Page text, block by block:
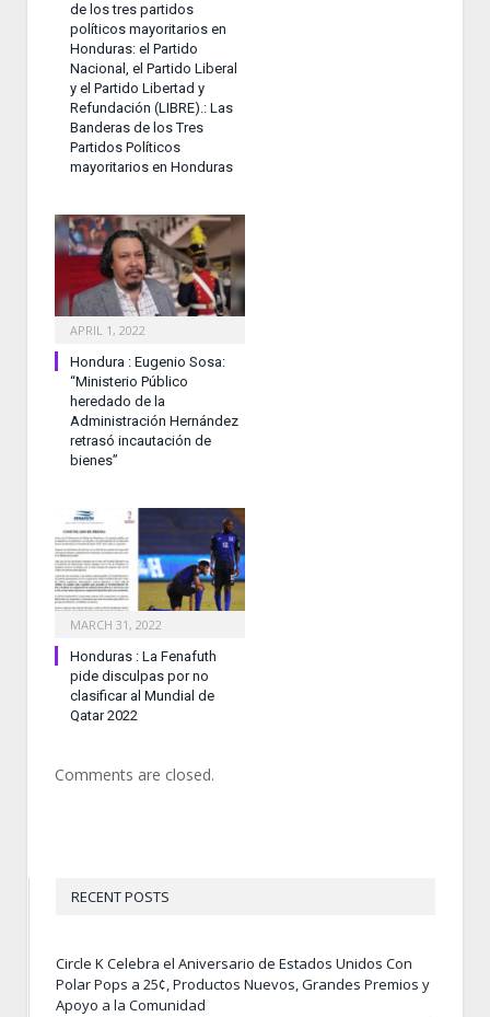
de los tres partidos
políticos mayoritarios en
Honduras: el Partido
Nacional, el Partido Liberal
y el Partido Libertad y
Refundación (LIBRE).: Las
Banderas de los Tres
Partidos Políticos
mayoritarios en Honduras
APRIL 1, 2022
Hondura : Eugenio Sosa:
“Ministerio Público
heredado de la
Administración Hernández
retrasó incautación de
bienes”
MARCH 31, 2022
Honduras : La Fenafuth
pide disculpas por no
clasificar al Mundial de
Qatar 2022
Comments are closed.
RECENT POSTS
Circle K Celebra el Aniversario de Estados Unidos Con
Polar Pops a 25¢, Productos Nuevos, Grandes Premios y
Apoyo a la Comunidad